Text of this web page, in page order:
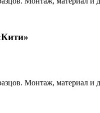
Монтаж, материал и